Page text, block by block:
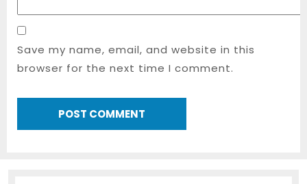
Save my name, email, and website in this
browser for the next time I comment.